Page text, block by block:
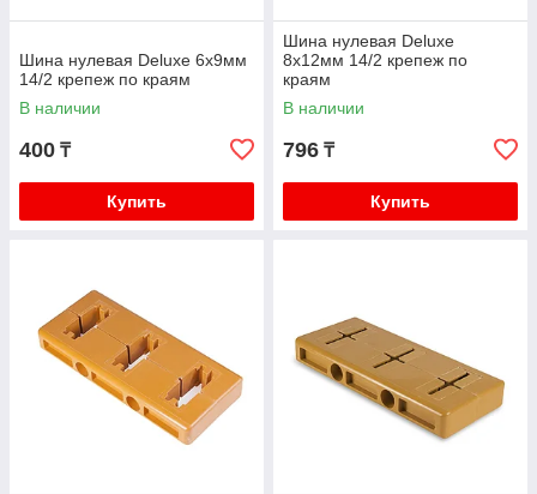
Шина нулевая Deluxe 6х9мм
14/2 крепеж по краям
В наличии
400 ₸
Купить
Шина нулевая Deluxe
8х12мм 14/2 крепеж по
краям
В наличии
796 ₸
Купить